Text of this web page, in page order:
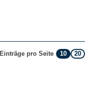
Einträge pro Seite 10 20